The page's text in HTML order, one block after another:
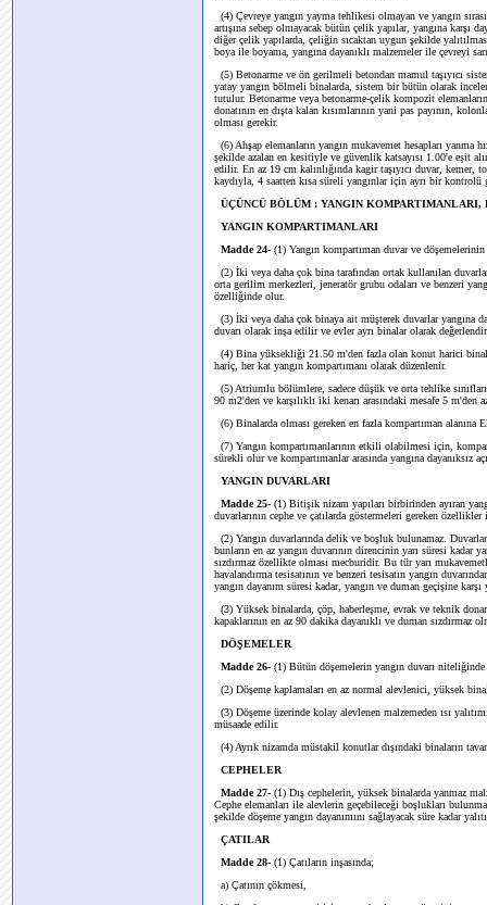
(4) Çevreye yangın yayma tehlikesi olmayan ve yangın
artışına sebep olmayacak bütün çelik yapılar, yangına karşı
diğer çelik yapılarda, çeliğin sıcaktan uygun şekilde
boya ile boyama, yangına dayanıklı malzemeler ile çevreyi
(5) Betonarme ve ön gerilmeli betondan mamul taşıyıcı
yatay yangın bölmeli binalarda, sistem bir bütün olarak
tutulur. Betonarme veya betonarme-çelik kompozit
donatının en dışta kalan kısımlarının yani pas payının,
olması gerekir.
(6) Ahşap elemanların yangın mukavemet hesapları yanma
şekilde azalan en kesitiyle ve güvenlik katsayısı 1.00'e eşit
edilir. En az 19 cm kalınlığında kagir taşıyıcı duvar,
kaydıyla, 4 saatten kısa süreli yangınlar için ayrı bir kontrolü
ÜÇÜNCÜ BÖLÜM : YANGIN
YANGIN KOMPARTIMANLARI
Madde 24- (1) Yangın kompartıman duvar ve
(2) İki veya daha çok bina tarafından ortak kullanılan
orta gerilim merkezleri, jeneratör grubu odaları ve benzeri
özelliğinde olur.
(3) İki veya daha çok binaya ait müşterek duvarlar yangına
duvarı olarak inşa edilir ve evler ayrı binalar olarak
(4) Bina yüksekliği 21.50 m'den fazla olan konut harici
hariç, her kat yangın kompartımanı olarak düzenlenir.
(5) Atriumlu bölümlere, sadece düşük ve orta tehlike
90 m2'den ve karşılıklı iki kenarı arasındaki mesafe 5
(6) Binalarda olması gereken en fazla kompartıman alanına
(7) Yangın kompartımanlarının etkili olabilmesi için,
sürekli olur ve kompartımanlar arasında yangına dayanıksız
YANGIN DUVARLARI
Madde 25- (1) Bitişik nizam yapıları birbirinden ayıran
duvarlarının cephe ve çatılarda göstermeleri gereken
(2) Yangın duvarlarında delik ve boşluk bulunamaz.
bunların en az yangın duvarının direncinin yarı süresi kadar
sızdırmaz özellikte olması mecburidir. Bu tür yarı
havalandırma tesisatının ve benzeri tesisatın yangın
yangın dayanım süresi kadar, yangın ve duman geçişine karşı
(3) Yüksek binalarda, çöp, haberleşme, evrak ve teknik
kapaklarının en az 90 dakika dayanıklı ve duman sızdırmaz
DÖŞEMELER
Madde 26- (1) Bütün döşemelerin yangın duvarı
(2) Döşeme kaplamaları en az normal alevlenici, yüksek
(3) Döşeme üzerinde kolay alevlenen malzemeden ısı
müsaade edilir.
(4) Ayrık nizamda müstakil konutlar dışındaki binaların
CEPHELER
Madde 27- (1) Dış cephelerin, yüksek binalarda yanmaz
Cephe elemanları ile alevlerin geçebileceği boşlukları
şekilde döşeme yangın dayanımını sağlayacak süre kadar
ÇATILAR
Madde 28- (1) Çatıların inşasında;
a) Çatının çökmesi,